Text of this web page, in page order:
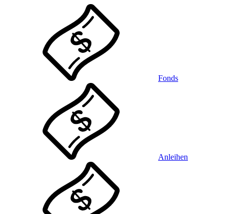
Fonds
Anleihen